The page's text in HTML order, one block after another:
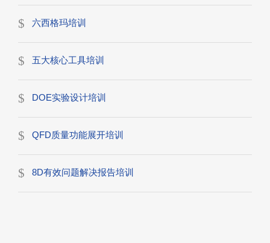
六西格玛培训
五大核心工具培训
DOE实验设计培训
QFD质量功能展开培训
8D有效问题解决报告培训